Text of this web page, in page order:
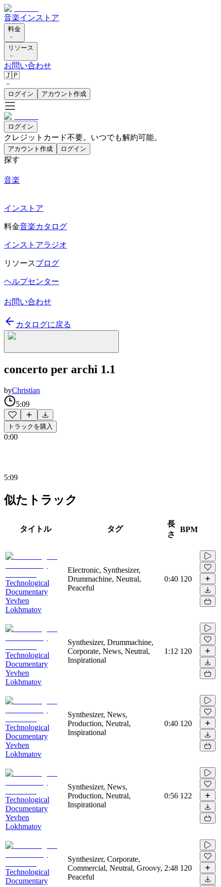
音楽インストア
料金
リソース
お問い合わせ
🇯🇵
ログイン アカウント作成
ログイン
クレジットカード不要。いつでも解約可能。
アカウント作成 ログイン
探す
音楽
インストア
料金音楽カタログ
インストアラジオ
リソースブログ
ヘルプセンター
お問い合わせ
カタログに戻る
concerto per archi 1.1
byChristian
5:09
トラックを購入
0:00
5:09
似たトラック
タイトル タグ
長
さ
BPM
Technological
Documentary
Yevhen
Lokhmatov
Electronic, Synthesizer,
Drummachine, Neutral,
Peaceful
0:40 120
Technological
Documentary
Yevhen
Lokhmatov
Synthesizer, Drummachine,
Corporate, News, Neutral,
Inspirational
1:12 120
Technological
Documentary
Yevhen
Lokhmatov
Synthesizer, News,
Production, Neutral,
Inspirational
0:40 120
Technological
Documentary
Yevhen
Lokhmatov
Synthesizer, News,
Production, Neutral,
Inspirational
0:56 122
Technological
Documentary
Synthesizer, Corporate,
Commercial, Neutral, Groovy,
Peaceful
2:48 120